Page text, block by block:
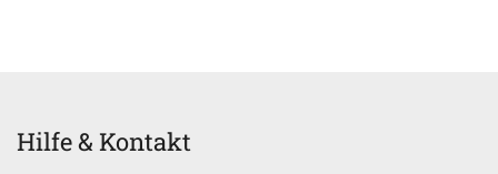
Hilfe & Kontakt